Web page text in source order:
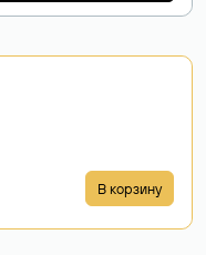
В корзину